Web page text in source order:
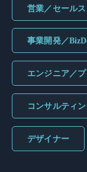
営業／セールス
事業開発／
エンジニア／
コンサルティ
デザイナー